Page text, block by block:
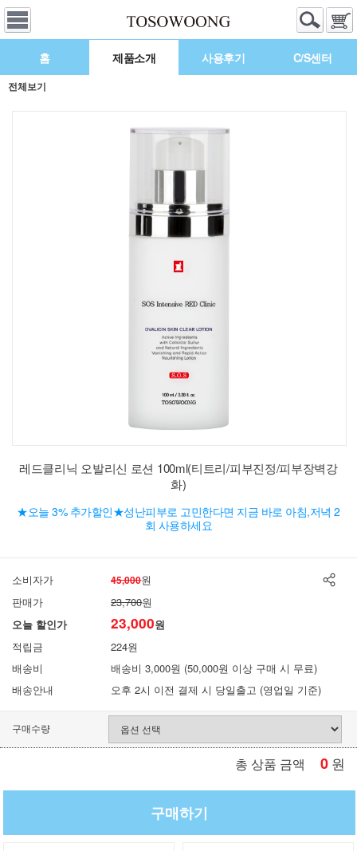
홈 제품소개 사용후기 C/S센터
전체보기
레드클리닉 오발리신 로션 100ml(티트리/피부진정/피부장벽강
화)
★오늘 3% 추가할인★성난피부로 고민한다면 지금 바로 아침,저녁 2
회 사용하세요
소비자가 45,000원
판매가
23,700원
오늘 할인가
23,000원
적립금
224원
배송비
배송비 3,000원 (50,000원 이상 구매 시 무료)
배송안내
오후 2시 이전 결제 시 당일출고 (영업일 기준)
구매수량
총 상품 금액 0 원
구매하기